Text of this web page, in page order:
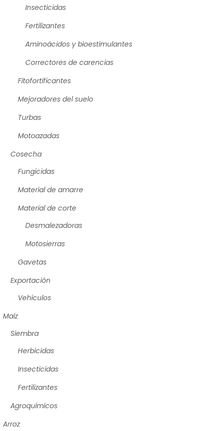
Insecticidas
Fertilizantes
Aminoácidos y bioestimulantes
Correctores de carencias
Fitofortificantes
Mejoradores del suelo
Turbas
Motoazadas
Cosecha
Fungicidas
Material de amarre
Material de corte
Desmalezadoras
Motosierras
Gavetas
Exportación
Vehículos
Maíz
Siembra
Herbicidas
Insecticidas
Fertilizantes
Agroquímicos
Arroz